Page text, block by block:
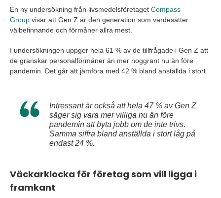
En ny undersökning från livsmedelsföretaget Compass
Group visar att Gen Z är den generation som värdesätter
välbefinnande och förmåner allra mest.
I undersökningen uppger hela 61 % av de tillfrågade i Gen Z att
de granskar personalförmåner än mer noggrant nu än före
pandemin. Det går att jämföra med 42 % bland anställda i stort.
Intressant är också att hela 47 % av Gen Z
säger sig vara mer villiga nu än före
pandemin att byta jobb om de inte trivs.
Samma siffra bland anställda i stort låg på
endast 24 %.
Väckarklocka för företag som vill ligga i
framkant